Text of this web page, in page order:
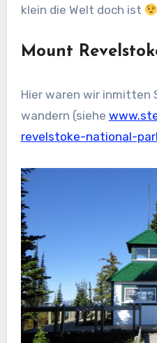
klein die Welt doch ist
Mount
Hier waren wir inmitten
wandern (siehe
revelstoke-national-